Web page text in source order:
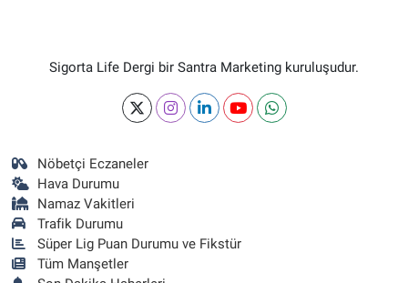
Sigorta Life Dergi bir Santra Marketing kuruluşudur.
Nöbetçi Eczaneler
Hava Durumu
Namaz Vakitleri
Trafik Durumu
Süper Lig Puan Durumu ve Fikstür
Tüm Manşetler